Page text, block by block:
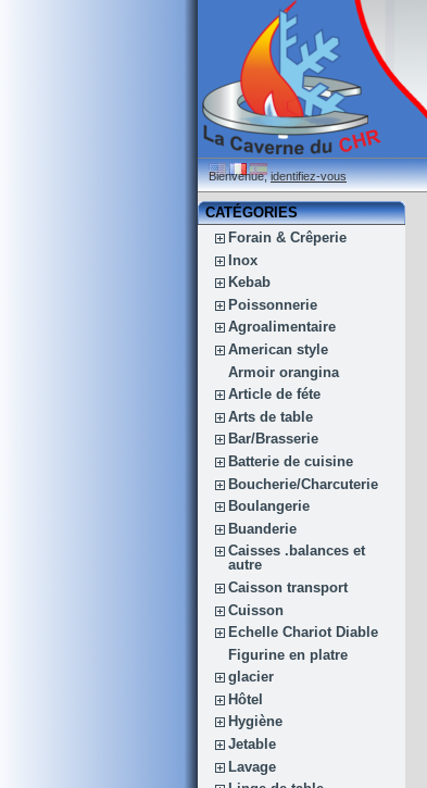
Bienvenue,identifiez-vous
CATÉGORIES
Forain & Crêperie
Inox
Kebab
Poissonnerie
Agroalimentaire
American style
Armoir orangina
Article de féte
Arts de table
Bar/Brasserie
Batterie de cuisine
Boucherie/Charcuterie
Boulangerie
Buanderie
Caisses .balances et
autre
Caisson transport
Cuisson
Echelle Chariot Diable
Figurine en platre
glacier
Hôtel
Hygiène
Jetable
Lavage